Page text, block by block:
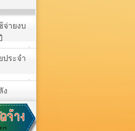
จ่ายงบ
ประจำ
ง